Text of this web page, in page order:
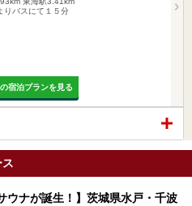
りバスにて１５分
宿泊プランを見る
ウナが誕生！】茨城県水戸・千波